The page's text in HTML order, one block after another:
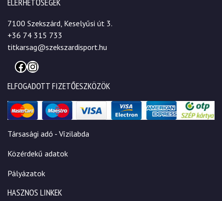
7100 Szekszárd, Keselyűsi út 3.
+36 74 315 733
titkarsag@szekszardisport.hu
Facebook
Instagram
ELFOGADOTT FIZETŐESZKÖZÖK
Társasági adó - Vízilabda
Közérdekű adatok
Pályázatok
HASZNOS LINKEK